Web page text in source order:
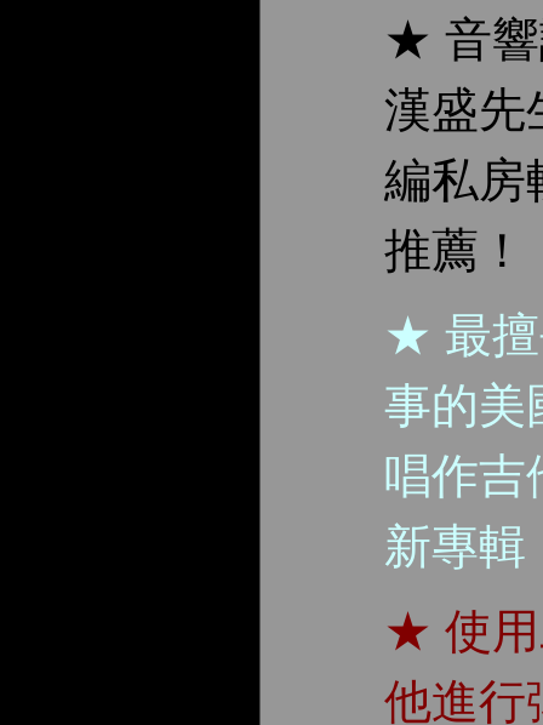
★ 音
漢盛先
編私房
推薦！
★ 最
事的美
唱作吉
新專輯
★ 使
他進行